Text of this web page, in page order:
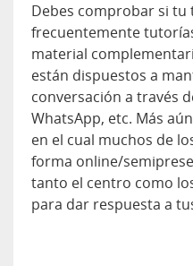
Debes comprobar si
frecuentemente
material
están dispuestos a
conversación a través
WhatsApp, etc. Más
en el cual muchos de
forma online/
tanto el centro como
para dar respuesta a